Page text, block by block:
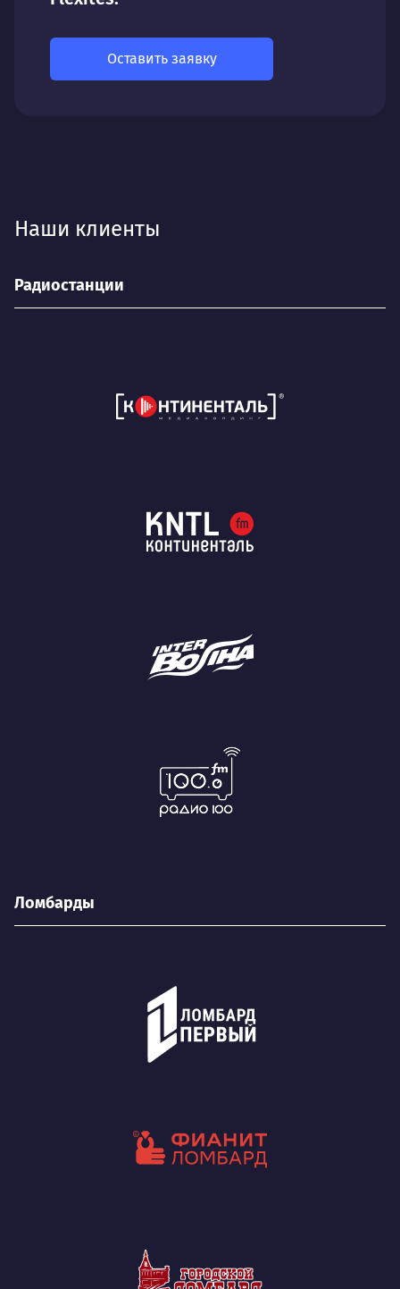
Оставить заявку
Наши клиенты
Радиостанции
Ломбарды